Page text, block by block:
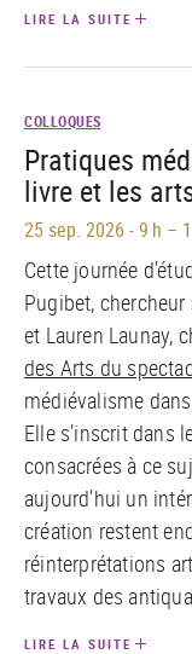
LIRE LA SUITE
COLLOQUES
Pratiques
livre et les
25 sep. 2026 -9 h –
Cette journée
Pugibet,
et Lauren Launay,
des Arts du
médiévalisme
Elle s’inscrit dans
consacrées à ce
aujourd’hui un
création restent
réinterprétations
travaux des
LIRE LA SUITE